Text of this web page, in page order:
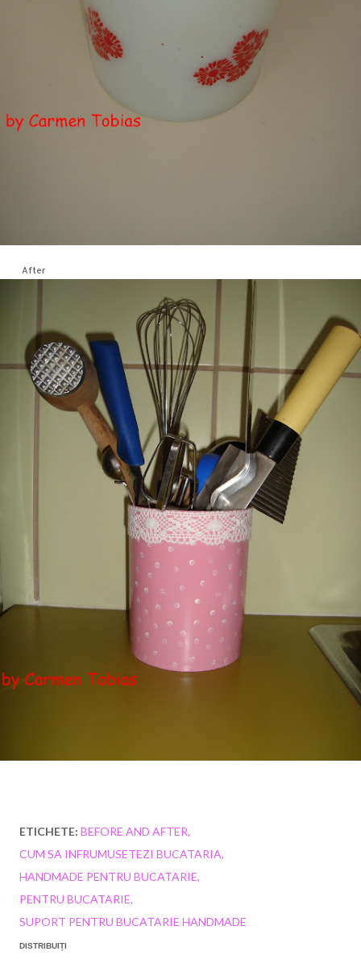
After
ETICHETE: BEFORE AND AFTER
CUM SA INFRUMUSETEZI BUCATARIA
HANDMADE PENTRU BUCATARIE
PENTRU BUCATARIE
SUPORT PENTRU BUCATARIE HANDMADE
DISTRIBUIȚI